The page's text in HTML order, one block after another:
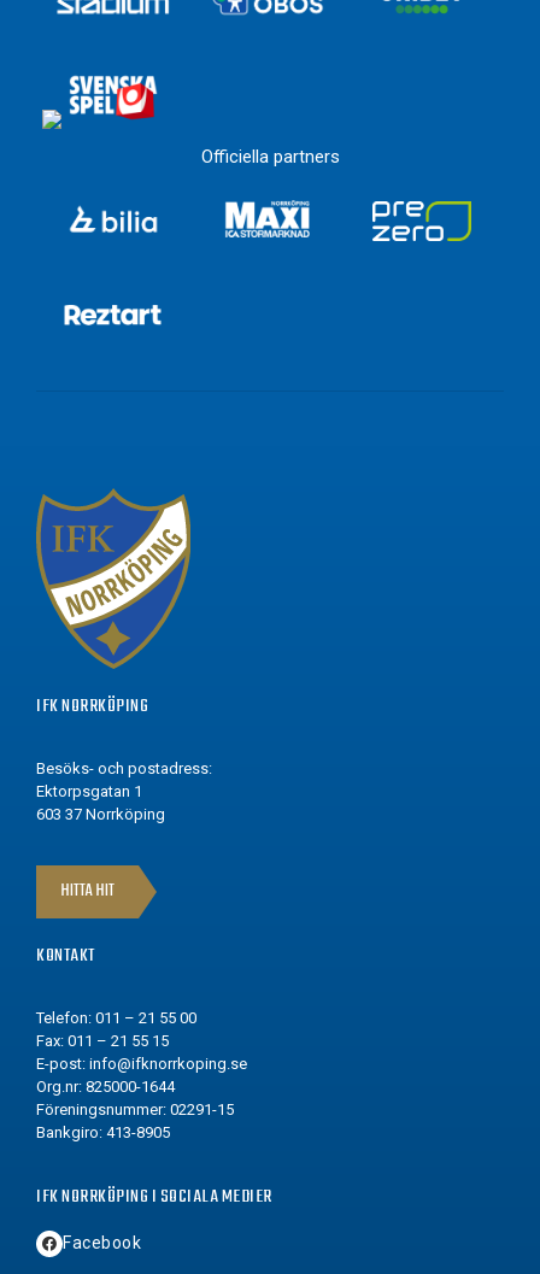
Officiella partners
IFK NORRKÖPING
Besöks- och postadress:
Ektorpsgatan 1
603 37 Norrköping
HITTA HIT
KONTAKT
Telefon: 011 – 21 55 00
Fax: 011 – 21 55 15
E-post: info@ifknorrkoping.se
Org.nr: 825000-1644
Föreningsnummer: 02291-15
Bankgiro: 413-8905
IFK NORRKÖPING I SOCIALA MEDIER
Facebook